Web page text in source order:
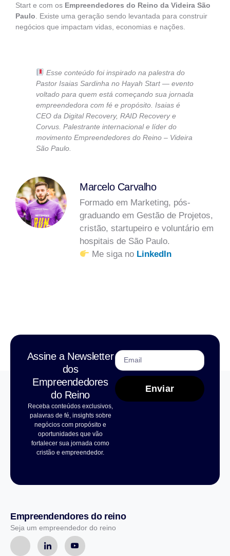
Start e com os Empreendedores do Reino da Videira São
Paulo . Existe uma geração sendo levantada para construir
negócios que impactam vidas, economias e nações.
Esse conteúdo foi inspirado na palestra do
Pastor Isaias Sardinha no Hayah Start — evento
voltado para quem está começando sua jornada
empreendedora com fé e propósito. Isaias é
CEO da Digital Recovery, RAID Recovery e
Corvus. Palestrante internacional e líder do
movimento Empreendedores do Reino – Videira
São Paulo.
Marcelo Carvalho
Formado em Marketing, pós-
graduando em Gestão de Projetos,
cristão, startupeiro e voluntário em
hospitais de São Paulo.
Me siga no LinkedIn
Assine a Newsletter
dos
Empreendedores
do Reino
Receba conteúdos exclusivos,
palavras de fé, insights sobre
negócios com propósito e
oportunidades que vão
fortalecer sua jornada como
cristão e empreendedor.
Enviar
Empreendendores do reino
Seja um empreendedor do reino